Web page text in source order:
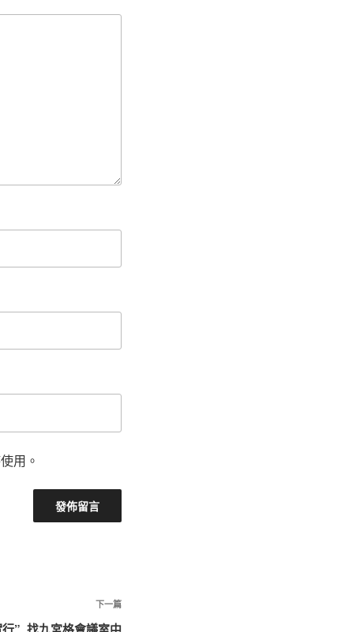
用。
下
一
下一篇